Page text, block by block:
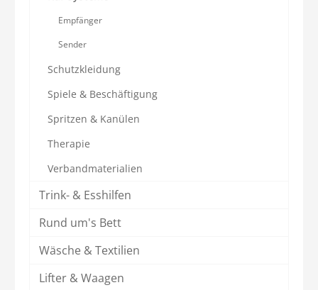
Empfänger
Sender
Schutzkleidung
Spiele & Beschäftigung
Spritzen & Kanülen
Therapie
Verbandmaterialien
Trink- & Esshilfen
Rund um's Bett
Wäsche & Textilien
Lifter & Waagen